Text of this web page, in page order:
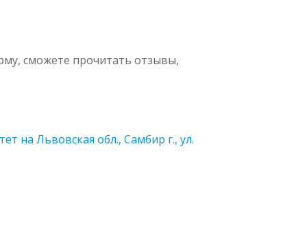
сможете прочитать отзывы,
на Львовская обл., Самбир г., ул.